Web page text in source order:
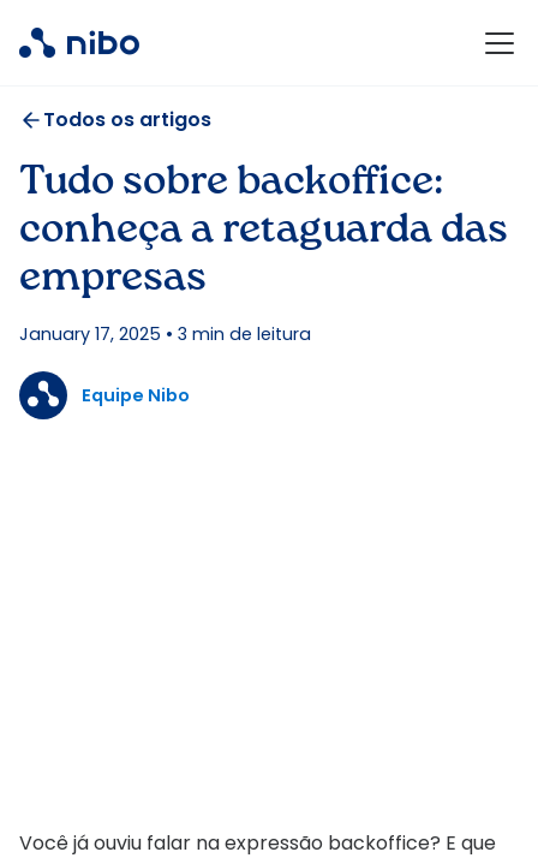
Todos os artigos
Tudo sobre backoffice:
conheça a retaguarda das
empresas
January 17, 2025 • 3 min de leitura
Equipe Nibo
Você já ouviu falar na expressão backoffice? E que